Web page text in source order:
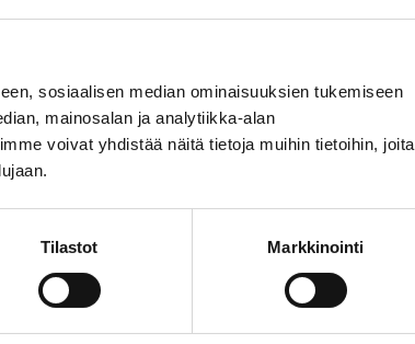
sosiaalisen median ominaisuuksien tukemiseen
mainosalan ja analytiikka-alan
voivat yhdistää näitä tietoja muihin tietoihin, joita
Tilastot Markkinointi